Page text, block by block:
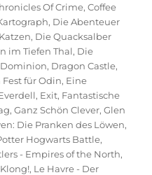
Of Crime,Coffee
, Die Abenteuer
, Die Quacksalber
im Tiefen Thal, Die
Dominion, Dragon Castle,
Fest für Odin, Eine
, Exit, Fantastische
,Ganz Schön Clever,Glen
Die Pranken des Löwen,
Hogwarts Battle,
- Empires of the North,
Klong!, Le Havre - Der